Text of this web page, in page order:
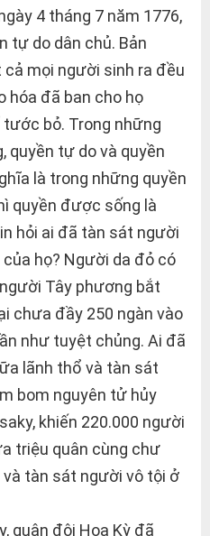
4 tháng 7 năm 1776,
tự do dân chủ. Bản
cả mọi người sinh ra đều
hóa đã ban cho họ
bỏ. Trong những
quyền tự do và quyền
là trong những quyền
quyền được sống là
hỏi ai đã tàn sát người
họ? Người da đỏ có
Tây phương bắt
chưa đầy 250 ngàn vào
như tuyệt chủng. Ai đã
lãnh thổ và tàn sát
bom nguyên tử hủy
khiến 220.000 người
triệu quân cùng chư
tàn sát người vô tội ở
quân đội Hoa Kỳ đã